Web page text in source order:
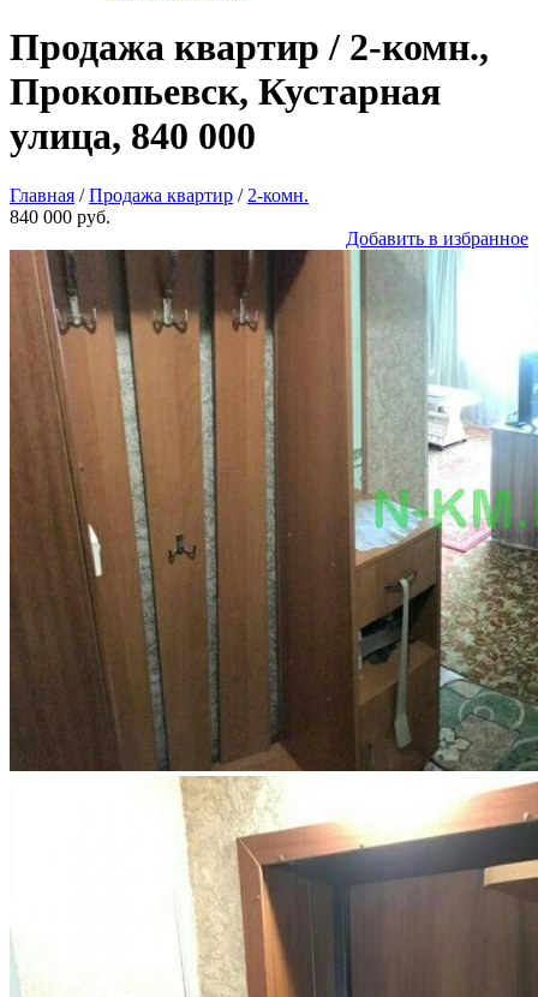
Продажа квартир / 2-комн.,
Прокопьевск, Кустарная
улица, 840 000
Главная /Продажа квартир / 2-комн.
840 000 руб.
Добавить в избранное